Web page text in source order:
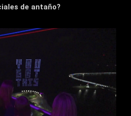
de antaño?